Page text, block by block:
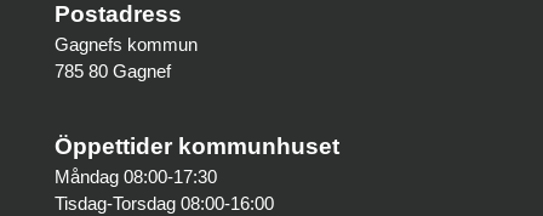
Postadress
Gagnefs kommun
785 80 Gagnef
Öppettider kommunhuset
Måndag 08:00-17:30
Tisdag-Torsdag 08:00-16:00